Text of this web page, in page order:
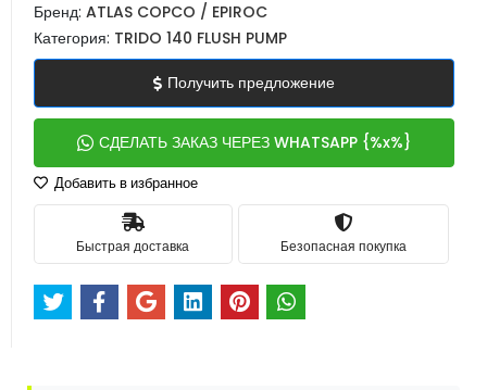
Бренд: ATLAS COPCO / EPIROC
Категория: TRIDO 140 FLUSH PUMP
Получить предложение
СДЕЛАТЬ ЗАКАЗ ЧЕРЕЗ WHATSAPP {%x%}
Добавить в избранное
Быстрая доставка Безопасная покупка